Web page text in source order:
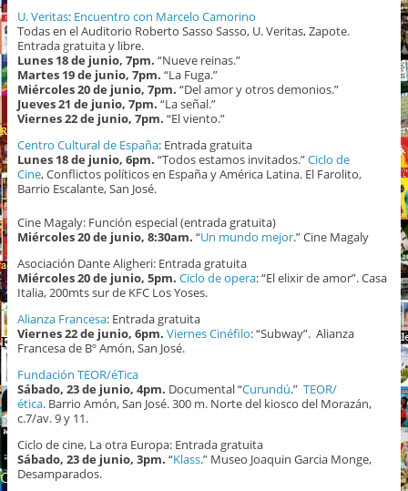
U. Veritas: Encuentro con Marcelo Camorino
Todas en el Auditorio Roberto Sasso Sasso, U. Veritas, Zapote.
Entrada gratuita y libre.
Lunes 18 de junio, 7pm. “Nueve reinas.”
Martes 19 de junio, 7pm. “La Fuga.”
Miércoles 20 de junio, 7pm. “Del amor y otros demonios.”
Jueves 21 de junio, 7pm. “La señal.”
Viernes 22 de junio, 7pm. “El viento.”
Centro Cultural de España: Entrada gratuita
Lunes 18 de junio, 6pm. “Todos estamos invitados.”Ciclo de
Cine, Conflictos políticos en España y América Latina. El Farolito,
Barrio Escalante, San José.
Cine Magaly: Función especial (entrada gratuita)
Miércoles 20 de junio, 8:30am. “Un mundo mejor.” Cine Magaly
Asociación Dante Aligheri: Entrada gratuita
Miércoles 20 de junio, 5pm. Ciclo de opera: “El elixir de amor”. Casa
Italia, 200mts sur de KFC Los Yoses.
Alianza Francesa: Entrada gratuita
Viernes 22 de junio, 6pm. Viernes Cinéfilo: “Subway”. Alianza
Francesa de Bº Amón, San José.
Fundación TEOR/éTica
Sábado, 23 de junio, 4pm. Documental “Curundú.” TEOR/
ética. Barrio Amón, San José. 300 m. Norte del kiosco del Morazán,
c.7/av. 9 y 11.
Ciclo de cine, La otra Europa: Entrada gratuita
Sábado, 23 de junio, 3pm. “Klass.” Museo Joaquin Garcia Monge,
Desamparados.